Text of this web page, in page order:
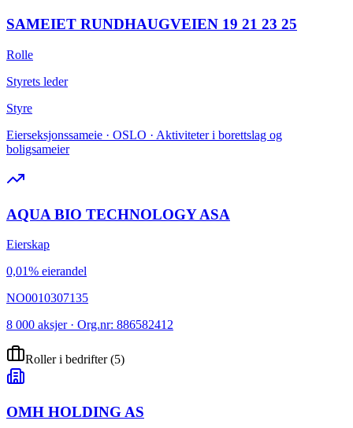
SAMEIET RUNDHAUGVEIEN 19 21 23 25
Rolle
Styrets leder
Styre
Eierseksjonssameie · OSLO · Aktiviteter i borettslag og
boligsameier
AQUA BIO TECHNOLOGY ASA
Eierskap
0,01% eierandel
NO0010307135
8 000 aksjer · Org.nr: 886582412
Roller i bedrifter(5)
OMH HOLDING AS